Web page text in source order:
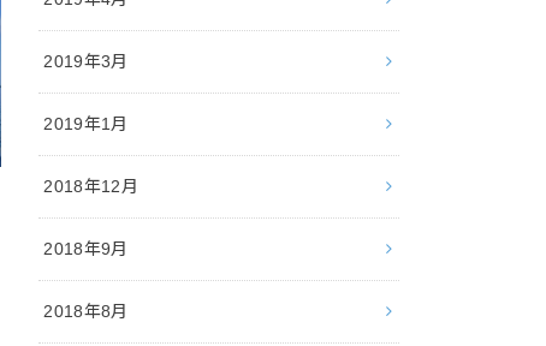
2019年3月
2019年1月
2018年12月
2018年9月
2018年8月